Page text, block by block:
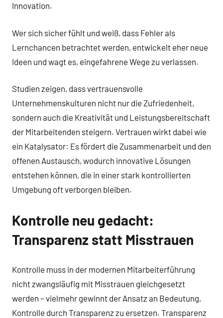
Innovation.
Wer sich sicher fühlt und weiß, dass Fehler als
Lernchancen betrachtet werden, entwickelt eher neue
Ideen und wagt es, eingefahrene Wege zu verlassen.
Studien zeigen, dass vertrauensvolle
Unternehmenskulturen nicht nur die Zufriedenheit,
sondern auch die Kreativität und Leistungsbereitschaft
der Mitarbeitenden steigern. Vertrauen wirkt dabei wie
ein Katalysator: Es fördert die Zusammenarbeit und den
offenen Austausch, wodurch innovative Lösungen
entstehen können, die in einer stark kontrollierten
Umgebung oft verborgen bleiben.
Kontrolle neu gedacht:
Transparenz statt Misstrauen
Kontrolle muss in der modernen Mitarbeiterführung
nicht zwangsläufig mit Misstrauen gleichgesetzt
werden – vielmehr gewinnt der Ansatz an Bedeutung,
Kontrolle durch Transparenz zu ersetzen. Transparenz